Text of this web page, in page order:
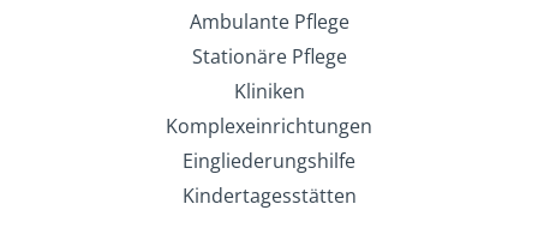
Ambulante Pflege
Stationäre Pflege
Kliniken
Komplexeinrichtungen
Eingliederungshilfe
Kindertagesstätten